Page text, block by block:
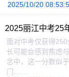
2025/10/20
2025丽江中考25
面对中考仅获得
长可能会感到焦虑
念中，这一分数似
门……